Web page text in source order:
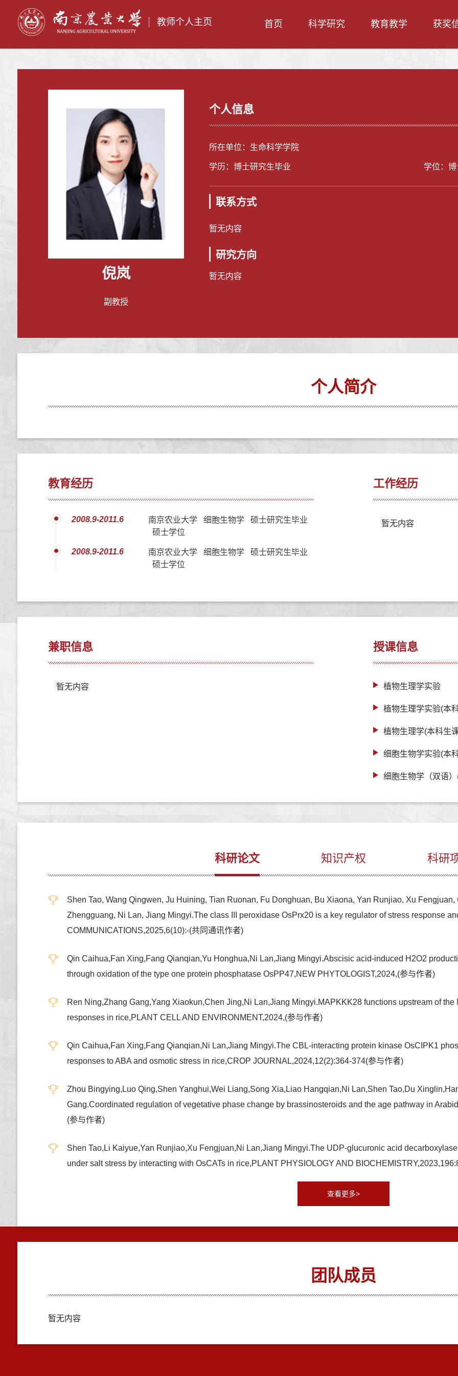
教师个人主页 首页 科学研究 教育教学 获奖
倪岚
副教授
个人信息
所在单位：生命科学学院
学历：博士研究生毕业 学位：
联系方式
暂无内容
研究方向
暂无内容
个人简介
教育经历
2008.9-2011.6
南京农业大学 细胞生物学 硕士研究生毕业
硕士学位
2008.9-2011.6
南京农业大学 细胞生物学 硕士研究生毕业
硕士学位
工作经历
暂无内容
兼职信息
暂无内容
授课信息
植物生理学实验
植物生理学实验(本
植物生理学(本科生
细胞生物学实验(本
细胞生物学（双语
科研论文 知识产权 科研
Shen Tao, Wang Qingwen, Ju Huining, Tian Ruonan, Fu Donghuan, Bu Xiaona, Yan Runjiao, Xu
Zhengguang, Ni Lan, Jiang Mingyi.The class III peroxidase OsPrx20 is a key regulator of stress response
COMMUNICATIONS,2025,6(10):-(共同通讯作者)
Qin Caihua,Fan Xing,Fang Qianqian,Yu Honghua,Ni Lan,Jiang Mingyi.Abscisic acid-induced H2O2
through oxidation of the type one protein phosphatase OsPP47,NEW PHYTOLOGIST,2024,(参与作者)
Ren Ning,Zhang Gang,Yang Xiaokun,Chen Jing,Ni Lan,Jiang Mingyi.MAPKKK28 functions upstream of
responses in rice,PLANT CELL AND ENVIRONMENT,2024,(参与作者)
Qin Caihua,Fan Xing,Fang Qianqian,Ni Lan,Jiang Mingyi.The CBL-interacting protein kinase OsCIPK1
responses to ABA and osmotic stress in rice,CROP JOURNAL,2024,12(2):364-374(参与作者)
Zhou Bingying,Luo Qing,Shen Yanghui,Wei Liang,Song Xia,Liao Hangqian,Ni Lan,Shen Tao,Du
Gang.Coordinated regulation of vegetative phase change by brassinosteroids and the age pathway in
(参与作者)
Shen Tao,Li Kaiyue,Yan Runjiao,Xu Fengjuan,Ni Lan,Jiang Mingyi.The UDP-glucuronic acid
under salt stress by interacting with OsCATs in rice,PLANT PHYSIOLOGY AND
查看更多>
团队成员
暂无内容